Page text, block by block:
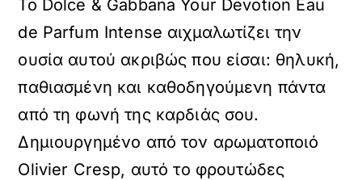
Το Dolce & Gabbana Your Devotion Eau
de Parfum Intense αιχμαλωτίζει την
ουσία αυτού ακριβώς που είσαι: θηλυκή,
παθιασμένη και καθοδηγούμενη πάντα
από τη φωνή της καρδιάς σου.
Δημιουργημένο από τον αρωματοποιό
Olivier Cresp, αυτό το φρουτώδες